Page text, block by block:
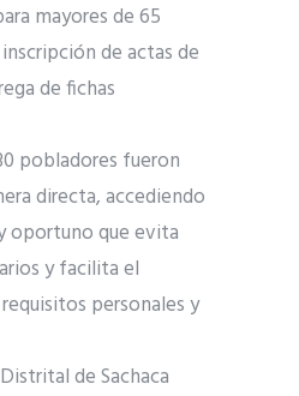
mayores de 65
de actas de
de fichas
pobladores fueron
directa, accediendo
oportuno que evita
y facilita el
personales y
de Sachaca